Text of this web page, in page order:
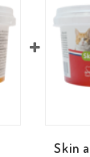
Skin